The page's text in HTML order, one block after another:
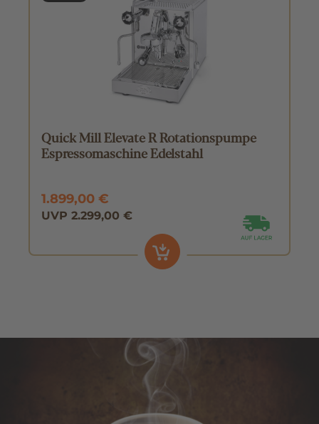
Quick Mill Elevate R Rotationspumpe
Espressomaschine Edelstahl
1.899,00 €
UVP 2.299,00 €